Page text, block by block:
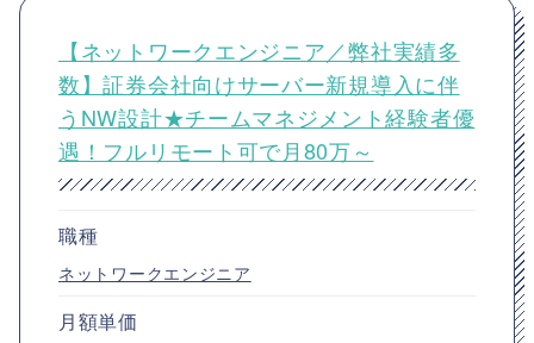
【ネットワークエンジニア／弊社実績多
数】証券会社向けサーバー新規導入に伴
うNW設計★チームマネジメント経験者優
遇！フルリモート可で月80万～
職種
ネットワークエンジニア
月額単価